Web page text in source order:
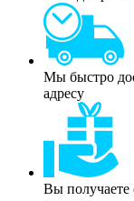
Мы быстро
адресу
Вы получаете